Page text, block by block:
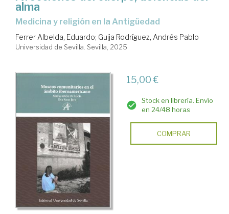
alma
Medicina y religión en la Antigüedad
Ferrer Albelda, Eduardo; Guija Rodríguez, Andrés Pablo
Universidad de Sevilla. Sevilla, 2025
15,00 €
Stock en librería. Envío
en 24/48 horas
COMPRAR